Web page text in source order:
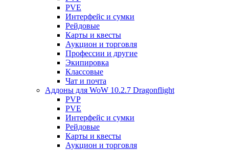
PVE
Интерфейс и сумки
Рейдовые
Карты и квесты
Аукцион и торговля
Профессии и другие
Экипировка
Классовые
Чат и почта
Аддоны для WoW 10.2.7 Dragonflight
PVP
PVE
Интерфейс и сумки
Рейдовые
Карты и квесты
Аукцион и торговля